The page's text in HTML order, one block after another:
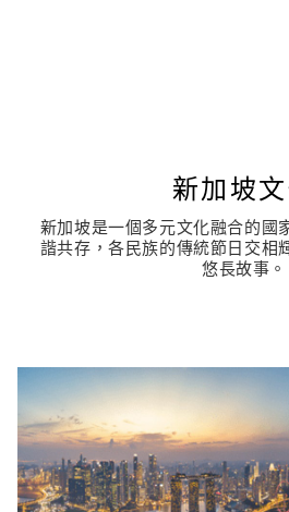
新加坡
新加坡是一個多元文化融合的國
諧共存，各民族的傳統節日交相
悠長故事。